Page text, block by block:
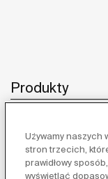
Produkty
Obsługa
Używamy naszych
stron trzecich,
prawidłowy
wyświetlać